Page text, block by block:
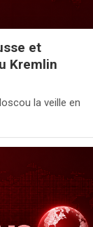
et
Kremlin
la veille en